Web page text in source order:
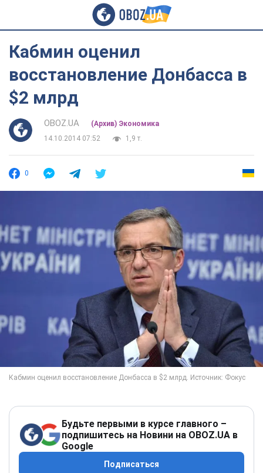
Кабмин оценил
восстановление Донбасса в
$2 млрд
OBOZ.UA
(Архив) Экономика
14.10.2014 07:52
1,9 т.
0
Будьте первыми в курсе главного –
подпишитесь на Новини на OBOZ.UA в
Google
Подписаться